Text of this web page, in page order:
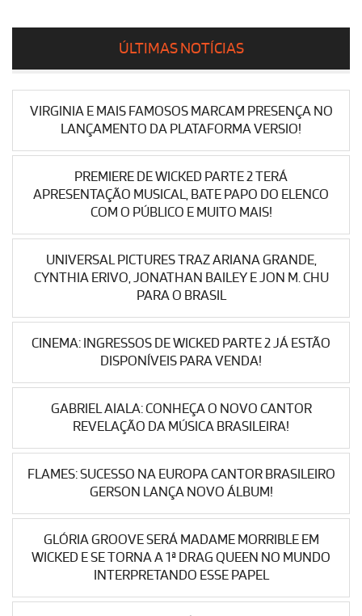
ÚLTIMAS NOTÍCIAS
VIRGINIA E MAIS FAMOSOS MARCAM PRESENÇA NO
LANÇAMENTO DA PLATAFORMA VERSIO!
PREMIERE DE WICKED PARTE 2 TERÁ
APRESENTAÇÃO MUSICAL, BATE PAPO DO ELENCO
COM O PÚBLICO E MUITO MAIS!
UNIVERSAL PICTURES TRAZ ARIANA GRANDE,
CYNTHIA ERIVO, JONATHAN BAILEY E JON M. CHU
PARA O BRASIL
CINEMA: INGRESSOS DE WICKED PARTE 2 JÁ ESTÃO
DISPONÍVEIS PARA VENDA!
GABRIEL AIALA: CONHEÇA O NOVO CANTOR
REVELAÇÃO DA MÚSICA BRASILEIRA!
FLAMES: SUCESSO NA EUROPA CANTOR BRASILEIRO
GERSON LANÇA NOVO ÁLBUM!
GLÓRIA GROOVE SERÁ MADAME MORRIBLE EM
WICKED E SE TORNA A 1ª DRAG QUEEN NO MUNDO
INTERPRETANDO ESSE PAPEL